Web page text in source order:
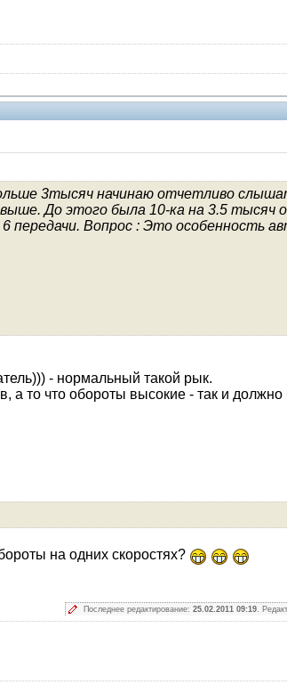
3тысяч начинаю отчетливо
До этого была 10-ка на 3.5 тысяч
передачи. Вопрос : Это особенность
- нормальный такой рык.
то что обороты высокие - так и должно
на одних скоростях?
Последнее редактирование: 25.02.2011 09:19.